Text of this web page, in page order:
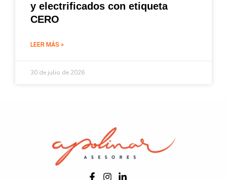
y electrificados con etiqueta
CERO
LEER MÁS »
30 de julio de 2026